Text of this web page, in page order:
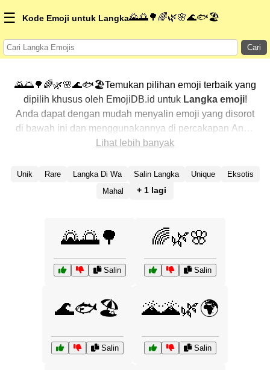
☰ Kode Emoji untuk Langka🌄🌅🌳🌈🌿🌸🌊🐟🏖️
Cari
🌄🌅🌳🌈🌿🌸🌊🐟🏖️Temukan pilihan emoji terbaik yang
dipilih khusus oleh EmojiDB.id untuk Langka emoji!
Anda dapat dengan mudah menyalin emoji yang disorot
di bawah ini dan menggunakannya di percakapan Anda
untuk menambahkan sentuhan pribadi. Kami telah
yang paling populer terlebih dahulu. Ingin lebih banyak
pilihan? Jelajahi kategori lainnya untuk menemukan cara
Lihat lebih banyak
Unik Rare Langka Di Wa Salin Langka Unique
Eksotis
Mahal
+ 1 lagi
🌄🌅🌳
Salin
🌈🌿🌸
Salin
🌊🐟🏖️
Salin
🌋🌋🌿🌍
Salin